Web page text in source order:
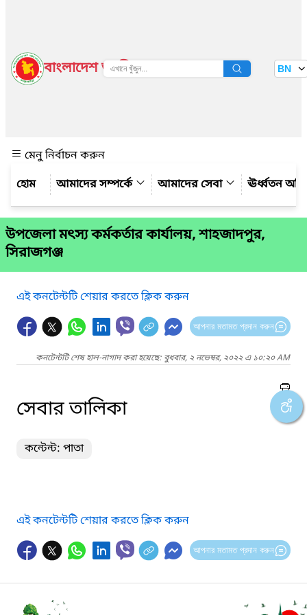
বাংলাদেশ জাতীয় তথ্য বাতায়ন BN
মেনু নির্বাচন করুন
আমাদের সম্পর্কে
আমাদের সেবা ঊর্ধ্বতন
উপজেলা মৎস্য কর্মকর্তার কার্যালয়, শাহজাদপুর,
সিরাজগঞ্জ
এই কনটেন্টটি শেয়ার করতে ক্লিক করুন
আপনার মতামত প্রদান করুন
কনটেন্টটি শেষ হাল-নাগাদ করা হয়েছে: বুধবার, ২ নভেম্বর, ২০২২ এ ১০:২০ AM
সেবার তালিকা
কন্টেন্ট: পাতা
এই কনটেন্টটি শেয়ার করতে ক্লিক করুন
আপনার মতামত প্রদান করুন